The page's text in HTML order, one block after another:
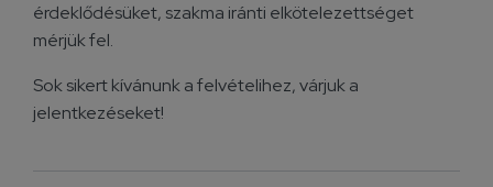
érdeklődésüket, szakma iránti elkötelezettséget
mérjük fel.
Sok sikert kívánunk a felvételihez, várjuk a
jelentkezéseket!